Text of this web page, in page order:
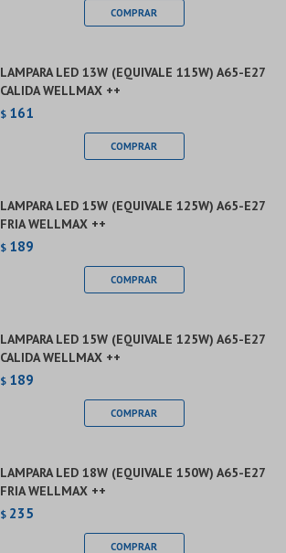
LAMPARA LED 13W (EQUIVALE 115W) A65-E27
CALIDA WELLMAX ++
$ 161
LAMPARA LED 15W (EQUIVALE 125W) A65-E27
FRIA WELLMAX ++
$ 189
LAMPARA LED 15W (EQUIVALE 125W) A65-E27
CALIDA WELLMAX ++
$ 189
LAMPARA LED 18W (EQUIVALE 150W) A65-E27
FRIA WELLMAX ++
$ 235